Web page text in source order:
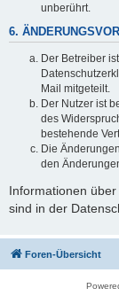
unberührt.
6.
Der Betreiber
Mail mitgeteilt.
Der Nutzer ist
des
bestehende
Die
den
Informationen
sind in der
Foren-Übersicht